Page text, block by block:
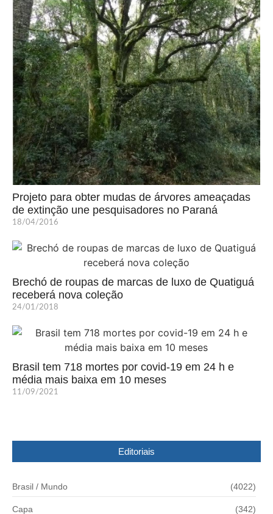
Projeto para obter mudas de árvores ameaçadas
de extinção une pesquisadores no Paraná
18/04/2016
Brechó de roupas de marcas de luxo de Quatiguá
receberá nova coleção
24/01/2018
Brasil tem 718 mortes por covid-19 em 24 h e
média mais baixa em 10 meses
11/09/2021
Editoriais
Brasil / Mundo (4022)
Capa (342)